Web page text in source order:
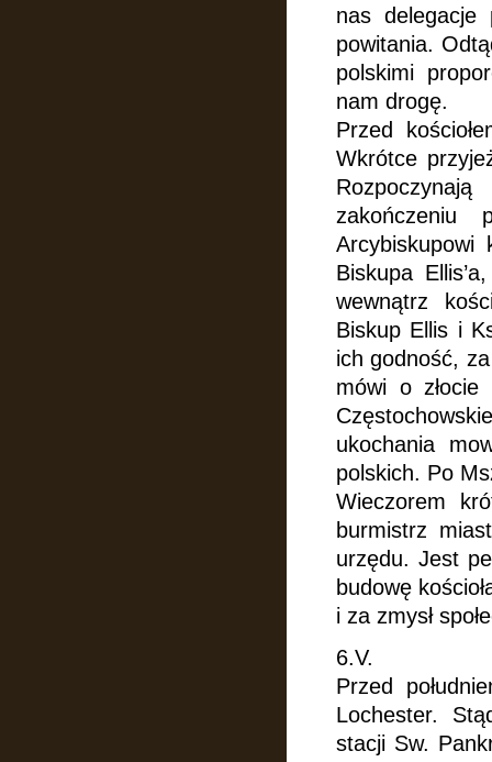
nas delegacje
powitania.
polskimi
nam drogę.
Przed
Wkrótce
zakończeniu
Biskupa
wewnątrz
Biskup Ellis i
ich godność,
mówi o
ukochania
polskich. Po
Wieczorem
burmistrz
urzędu. Jest
budowę
i za zmysł
6.V.
Przed
Lochester.
stacji Sw.